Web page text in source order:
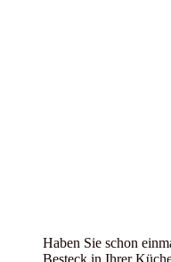
Haben Sie schon